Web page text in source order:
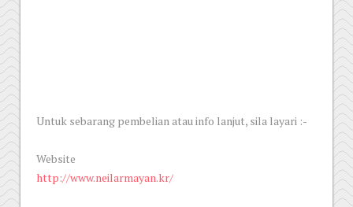
Untuk sebarang pembelian atau info lanjut, sila layari :-
Website
http://www.neilarmayan.kr/